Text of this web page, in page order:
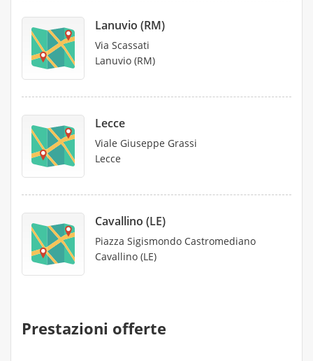
Lanuvio (RM)
Via Scassati
Lanuvio (RM)
Lecce
Viale Giuseppe Grassi
Lecce
Cavallino (LE)
Piazza Sigismondo Castromediano
Cavallino (LE)
Prestazioni offerte